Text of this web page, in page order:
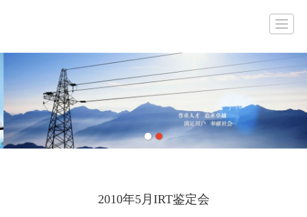
公司简介产品展示 工程案例 新闻动态企业资质联系我们 留
2010年5月IRT鉴定会